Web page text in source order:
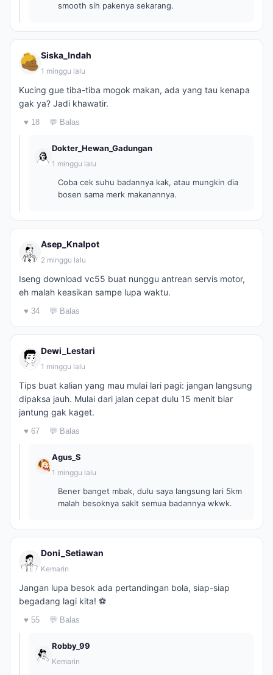
smooth sih pakenya sekarang.
Siska_Indah
1 minggu lalu
Kucing gue tiba-tiba mogok makan, ada yang tau kenapa
gak ya? Jadi khawatir.
♥ 18 💬 Balas
Dokter_Hewan_Gadungan
1 minggu lalu
Coba cek suhu badannya kak, atau mungkin dia
bosen sama merk makanannya.
Asep_Knalpot
2 minggu lalu
Iseng download vc55 buat nunggu antrean servis motor,
eh malah keasikan sampe lupa waktu.
♥ 34 💬 Balas
Dewi_Lestari
1 minggu lalu
Tips buat kalian yang mau mulai lari pagi: jangan langsung
dipaksa jauh. Mulai dari jalan cepat dulu 15 menit biar
jantung gak kaget.
♥ 67 💬 Balas
Agus_S
1 minggu lalu
Bener banget mbak, dulu saya langsung lari 5km
malah besoknya sakit semua badannya wkwk.
Doni_Setiawan
Kemarin
Jangan lupa besok ada pertandingan bola, siap-siap
begadang lagi kita! ⚽
♥ 55 💬 Balas
Robby_99
Kemarin